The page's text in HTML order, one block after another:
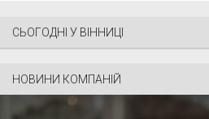
СЬОГОДНІ У ВІННИЦІ
НОВИНИ КОМПАНІЙ